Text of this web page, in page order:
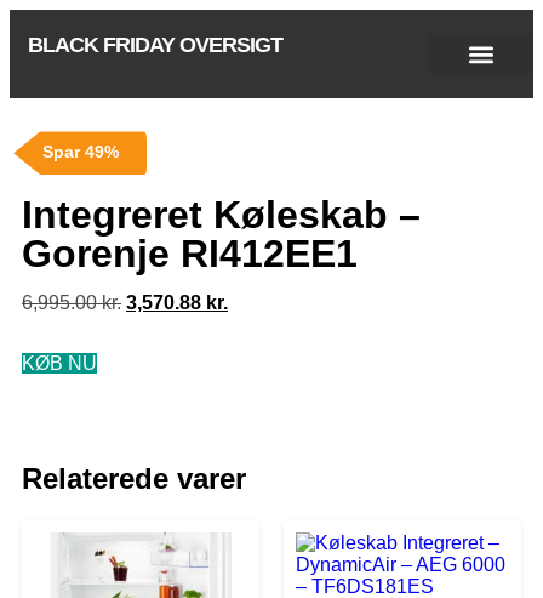
BLACK FRIDAY OVERSIGT
Spar 49%
Integreret Køleskab –
Gorenje RI412EE1
6,995.00kr. 3,570.88 kr.
KØB NU
Relaterede varer